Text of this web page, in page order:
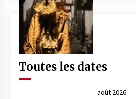
Toutes les dates
août 2026